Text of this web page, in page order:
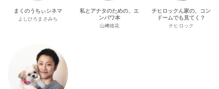
まくのうちぃシネマ
よしひろまさみち
私とアナタのための、エ
ンパワ本
山﨑穂花
チヒロックん家の、コン
ドームでも見てく？
チヒロック